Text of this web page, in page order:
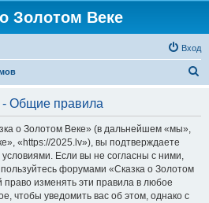
Золотом Веке
Вход
- Общие правила
о Золотом Веке» (в дальнейшем «мы»,
«https://2025.lv»), вы подтверждаете
Если вы не согласны с ними,
форумами «Сказка о Золотом
изменять эти правила в любое
чтобы уведомить вас об этом, однако с